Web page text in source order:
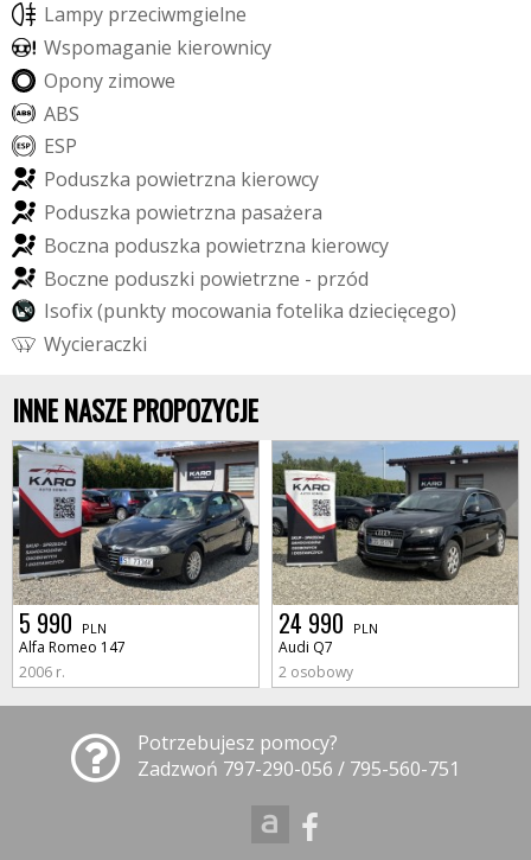
Lampy przeciwmgielne
Wspomaganie kierownicy
Opony zimowe
ABS
ESP
Poduszka powietrzna kierowcy
Poduszka powietrzna pasażera
Boczna poduszka powietrzna kierowcy
Boczne poduszki powietrzne - przód
Isofix(punkty mocowania fotelika dziecięcego)
Wycieraczki
INNE NASZE PROPOZYCJE
5 990 PLN
Alfa Romeo 147
2006 r.
24 990 PLN
Audi Q7
2 osobowy
Potrzebujesz pomocy?
Zadzwoń 797-290-056 / 795-560-751